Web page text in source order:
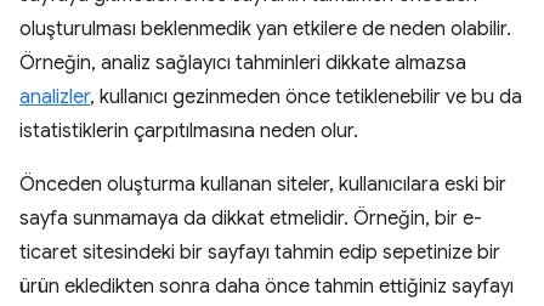
oluşturulması beklenmedik yan etkilere de neden olabilir.
Örneğin, analiz sağlayıcı tahminleri dikkate almazsa
analizler, kullanıcı gezinmeden önce tetiklenebilir ve bu da
istatistiklerin çarpıtılmasına neden olur.
Önceden oluşturma kullanan siteler, kullanıcılara eski bir
sayfa sunmamaya da dikkat etmelidir. Örneğin, bir e-
ticaret sitesindeki bir sayfayı tahmin edip sepetinize bir
ürün ekledikten sonra daha önce tahmin ettiğiniz sayfayı